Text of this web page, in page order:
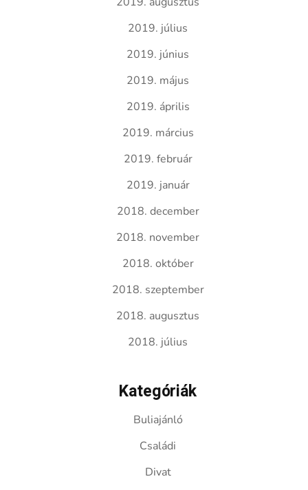
2019. július
2019. június
2019. május
2019. április
2019. március
2019. február
2019. január
2018. december
2018. november
2018. október
2018. szeptember
2018. augusztus
2018. július
Kategóriák
Buliajánló
Családi
Divat